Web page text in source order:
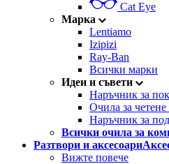
Cat Eye
Марка
Lentiamo
Izipizi
Ray-Ban
Всички марки
Идеи и съвети
Наръчник за
Очила за
Наръчник за
Всички очила за
Разтвори и аксесоари
Вижте повече